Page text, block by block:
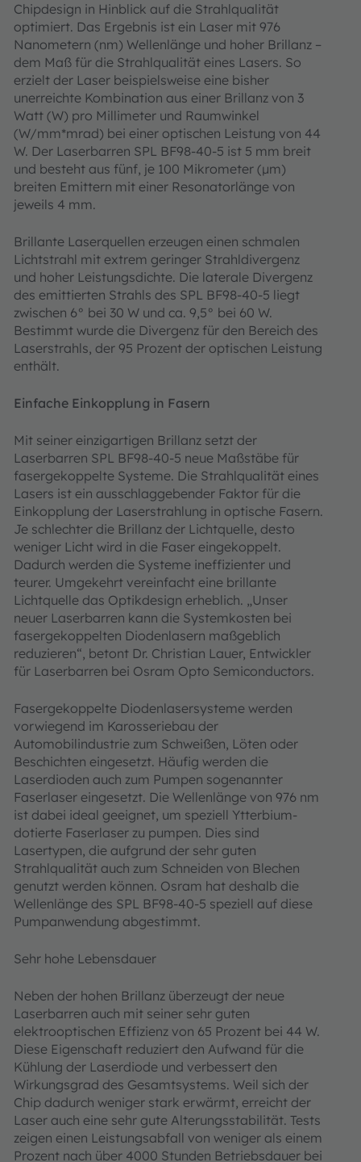
Chipdesign in Hinblick auf die Strahlqualität
optimiert. Das Ergebnis ist ein Laser mit 976
Nanometern (nm) Wellenlänge und hoher Brillanz –
dem Maß für die Strahlqualität eines Lasers. So
erzielt der Laser beispielsweise eine bisher
unerreichte Kombination aus einer Brillanz von 3
Watt (W) pro Millimeter und Raumwinkel
(W/mm*mrad) bei einer optischen Leistung von 44
W. Der Laserbarren SPL BF98-40-5 ist 5 mm breit
und besteht aus fünf, je 100 Mikrometer (μm)
breiten Emittern mit einer Resonatorlänge von
jeweils 4 mm.
Brillante Laserquellen erzeugen einen schmalen
Lichtstrahl mit extrem geringer Strahldivergenz
und hoher Leistungsdichte. Die laterale Divergenz
des emittierten Strahls des SPL BF98-40-5 liegt
zwischen 6° bei 30 W und ca. 9,5° bei 60 W.
Bestimmt wurde die Divergenz für den Bereich des
Laserstrahls, der 95 Prozent der optischen Leistung
enthält.
Einfache Einkopplung in Fasern
Mit seiner einzigartigen Brillanz setzt der
Laserbarren SPL BF98-40-5 neue Maßstäbe für
fasergekoppelte Systeme. Die Strahlqualität eines
Lasers ist ein ausschlaggebender Faktor für die
Einkopplung der Laserstrahlung in optische Fasern.
Je schlechter die Brillanz der Lichtquelle, desto
weniger Licht wird in die Faser eingekoppelt.
Dadurch werden die Systeme ineffizienter und
teurer. Umgekehrt vereinfacht eine brillante
Lichtquelle das Optikdesign erheblich. „Unser
neuer Laserbarren kann die Systemkosten bei
fasergekoppelten Diodenlasern maßgeblich
reduzieren“, betont Dr. Christian Lauer, Entwickler
für Laserbarren bei Osram Opto Semiconductors.
Fasergekoppelte Diodenlasersysteme werden
vorwiegend im Karosseriebau der
Automobilindustrie zum Schweißen, Löten oder
Beschichten eingesetzt. Häufig werden die
Laserdioden auch zum Pumpen sogenannter
Faserlaser eingesetzt. Die Wellenlänge von 976 nm
ist dabei ideal geeignet, um speziell Ytterbium-
dotierte Faserlaser zu pumpen. Dies sind
Lasertypen, die aufgrund der sehr guten
Strahlqualität auch zum Schneiden von Blechen
genutzt werden können. Osram hat deshalb die
Wellenlänge des SPL BF98-40-5 speziell auf diese
Pumpanwendung abgestimmt.
Sehr hohe Lebensdauer
Neben der hohen Brillanz überzeugt der neue
Laserbarren auch mit seiner sehr guten
elektrooptischen Effizienz von 65 Prozent bei 44 W.
Diese Eigenschaft reduziert den Aufwand für die
Kühlung der Laserdiode und verbessert den
Wirkungsgrad des Gesamtsystems. Weil sich der
Chip dadurch weniger stark erwärmt, erreicht der
Laser auch eine sehr gute Alterungsstabilität. Tests
zeigen einen Leistungsabfall von weniger als einem
Prozent nach über 4000 Stunden Betriebsdauer bei